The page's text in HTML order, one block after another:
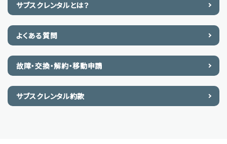
サブスクレンタルとは？
よくある質問
故障・交換・解約・移動申請
サブスクレンタル約款